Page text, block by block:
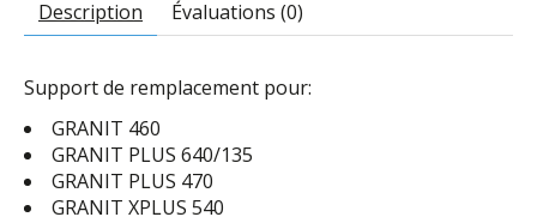
Description Évaluations (0)
Support de remplacement pour:
GRANIT 460
GRANIT PLUS 640/135
GRANIT PLUS 470
GRANIT XPLUS 540